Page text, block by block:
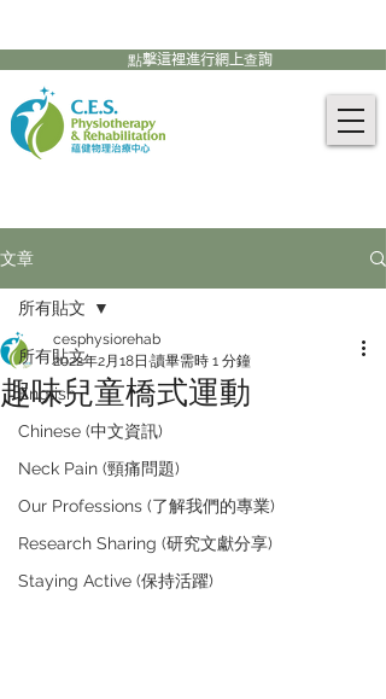
點擊這裡進行網上查詢
文章
所有貼文
English
Chinese (中文資訊)
Neck Pain (頸痛問題)
Our Professions (了解我們的專業)
Research Sharing (研究文獻分享)
Staying Active (保持活躍)
所有貼文
趣味兒童橋式運動
cesphysiorehab
2022年2月18日 讀畢需時 1 分鐘